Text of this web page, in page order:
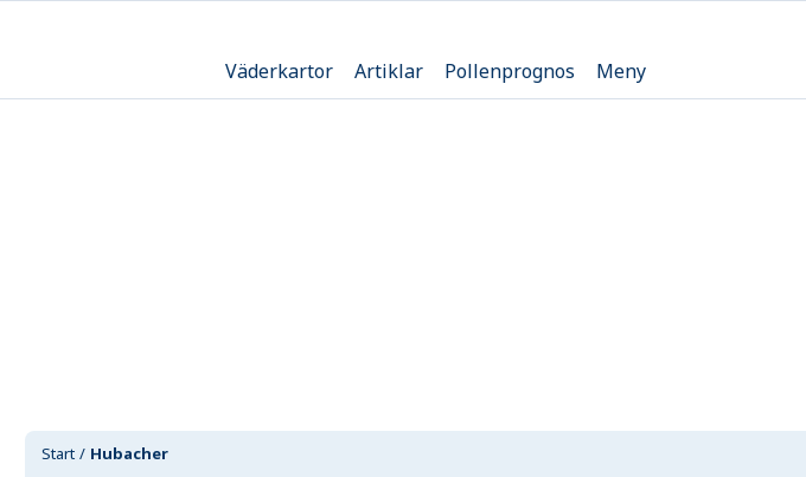
Väderkartor Artiklar Pollenprognos Meny
Start Hubacher